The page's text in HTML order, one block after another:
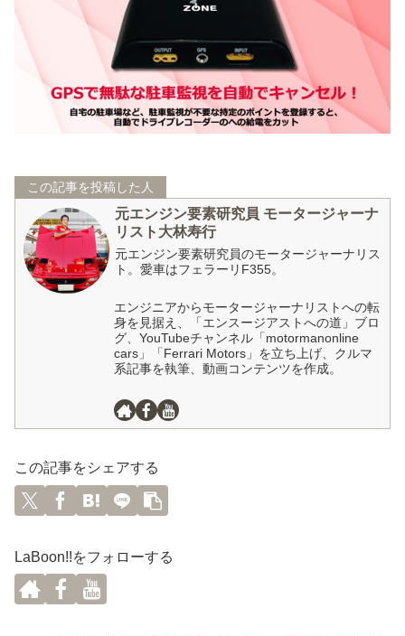
この記事を投稿した人
元エンジン要素研究員 モータージャーナ
リスト大林寿行
元エンジン要素研究員のモータージャーナリス
ト。愛車はフェラーリF355。
エンジニアからモータージャーナリストへの転
身を見据え、「エンスージアストへの道」ブロ
グ、YouTubeチャンネル「motormanonline
cars」「Ferrari Motors」を立ち上げ、クルマ
系記事を執筆、動画コンテンツを作成。
この記事をシェアする
LaBoon!!をフォローする